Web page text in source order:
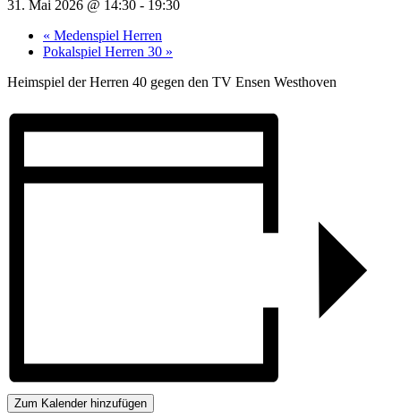
31. Mai 2026 @ 14:30 - 19:30
« Medenspiel Herren
Pokalspiel Herren 30 »
Heimspiel der Herren 40 gegen den TV Ensen Westhoven
Zum Kalender hinzufügen